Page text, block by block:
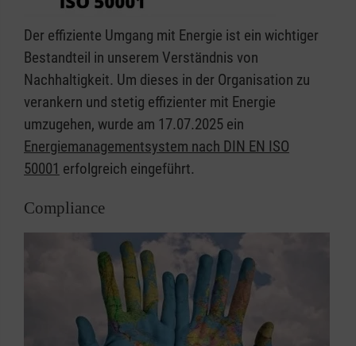
Der effiziente Umgang mit Energie ist ein wichtiger
Bestandteil in unserem Verständnis von
Nachhaltigkeit. Um dieses in der Organisation zu
verankern und stetig effizienter mit Energie
umzugehen, wurde am 17.07.2025 ein
Energiemanagementsystem nach DIN EN ISO
50001 erfolgreich eingeführt.
Compliance